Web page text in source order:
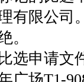
有限公司
。
选申请文